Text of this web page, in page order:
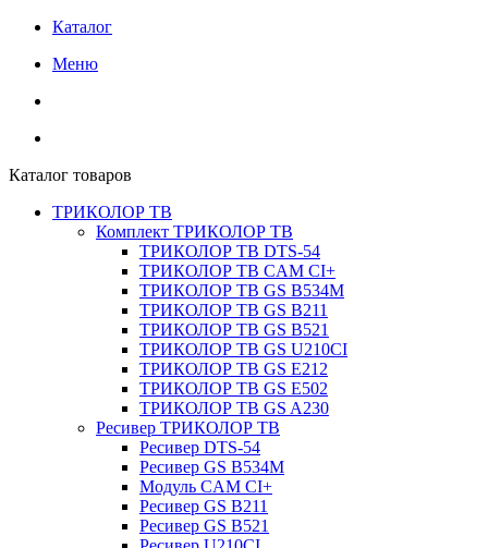
Каталог
Меню
Каталог товаров
ТРИКОЛОР ТВ
Комплект ТРИКОЛОР ТВ
ТРИКОЛОР ТВ DTS-54
ТРИКОЛОР ТВ CAM CI+
ТРИКОЛОР ТВ GS B534M
ТРИКОЛОР ТВ GS B211
ТРИКОЛОР ТВ GS B521
ТРИКОЛОР ТВ GS U210CI
ТРИКОЛОР ТВ GS E212
ТРИКОЛОР ТВ GS E502
ТРИКОЛОР ТВ GS A230
Ресивер ТРИКОЛОР ТВ
Ресивер DTS-54
Ресивер GS B534M
Модуль CAM CI+
Ресивер GS B211
Ресивер GS B521